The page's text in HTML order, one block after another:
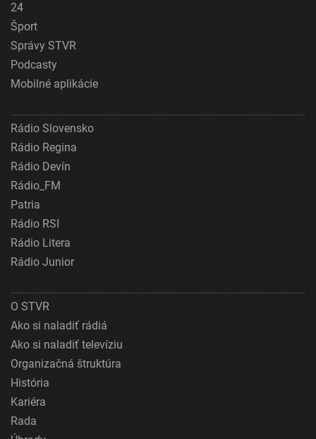
24
Šport
Správy STVR
Podcasty
Mobilné aplikácie
Rádio Slovensko
Rádio Regina
Rádio Devín
Rádio_FM
Patria
Rádio RSI
Rádio Litera
Rádio Junior
O STVR
Ako si naladiť rádiá
Ako si naladiť televíziu
Organizačná štruktúra
História
Kariéra
Rada